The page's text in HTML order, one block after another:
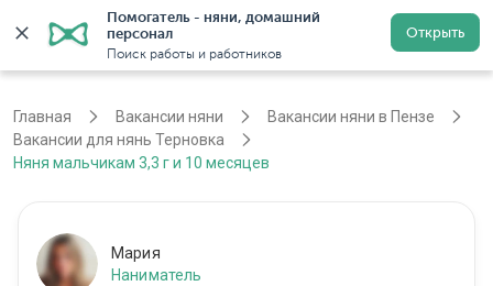
Помогатель - няни, домашний
персонал
Поиск работы и работников
Открыть
Регистрация
Главная Вакансии няни
Вакансии няни в Пензе
Вакансии для нянь Терновка
Няня мальчикам 3,3 г и 10 месяцев
Мария
Наниматель